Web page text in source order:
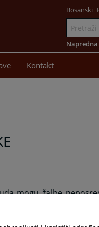
Bosanski
Kontakt
mogu žalbe
radnog vremena
omotu .